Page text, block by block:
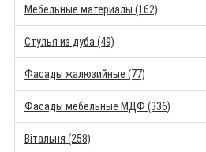
Мебельные материалы (162)
Стулья из дуба (49)
Фасады жалюзийные (77)
Фасады мебельные МДФ (336)
Вітальня (258)